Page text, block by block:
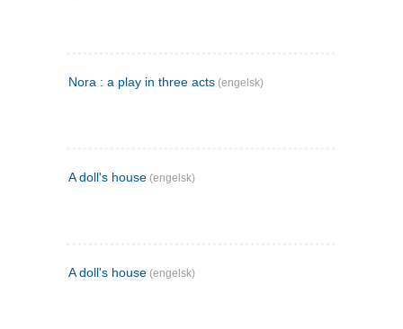
Nora : a play in three acts (engelsk)
A doll's house (engelsk)
A doll's house (engelsk)